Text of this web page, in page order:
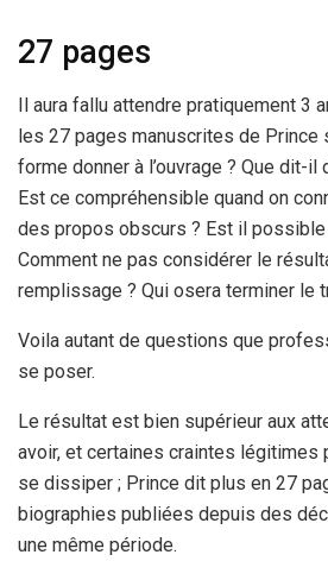
27 pages
Il aura fallu attendre pratiquement 3
les 27 pages manuscrites de Prince
forme donner à l’ouvrage ? Que dit-
Est ce compréhensible quand on
des propos obscurs ? Est il possible
Comment ne pas considérer le
remplissage ? Qui osera terminer le
Voila autant de questions que
se poser.
Le résultat est bien supérieur aux
avoir, et certaines craintes légitimes
se dissiper ; Prince dit plus en 27
biographies publiées depuis des
une même période.